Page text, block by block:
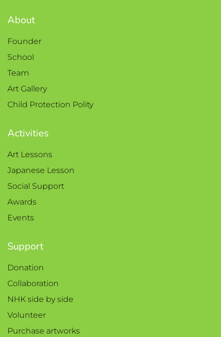
About
Founder
School
Team
Art Gallery
Child Protection Polity
Activities
Art Lessons
Japanese Lesson
Social Support
Awards
Events
Support
Donation
Collaboration
NHK side by side
Volunteer
Purchase artworks